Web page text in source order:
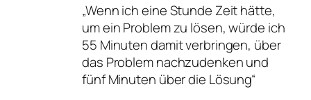
„Wenn ich eine Stunde Zeit hätte,
um ein Problem zu lösen, würde ich
55 Minuten damit verbringen, über
das Problem nachzudenken und
fünf Minuten über die Lösung“